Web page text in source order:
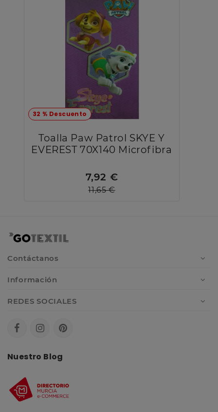
32 % Descuento
Toalla Paw Patrol SKYE Y
EVEREST 70X140 Microfibra
7,92 €
11,65 €
Contáctanos
Información
REDES SOCIALES
Nuestro Blog